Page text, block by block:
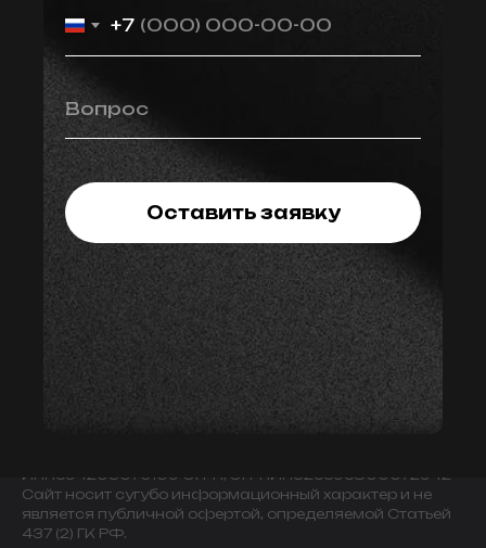
+7
Вопрос
Оставить заявку
ИНН594203076109 ОГРН/ОГРНИП325595800072942
Сайт носит сугубо информационный характер и не
является публичной офертой, определяемой Статьей
437 (2) ГК РФ.